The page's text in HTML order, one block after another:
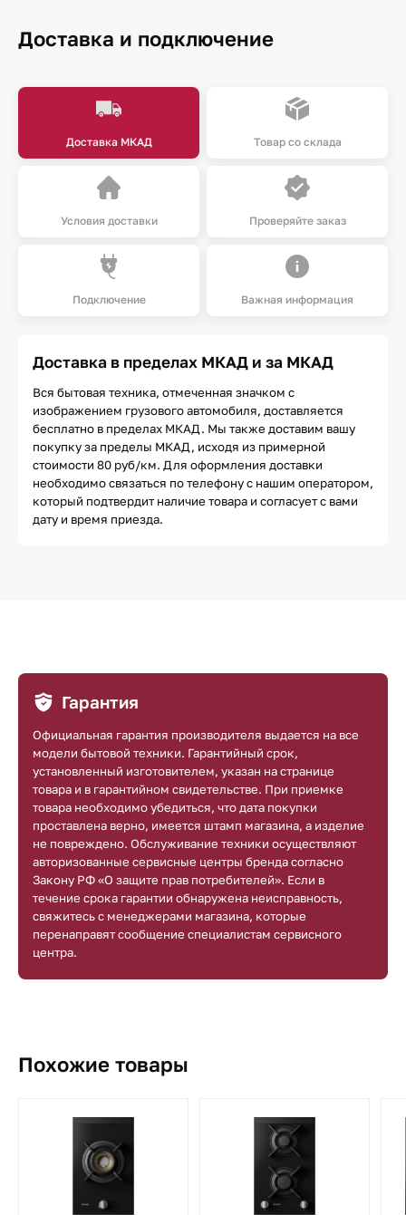
Доставка и подключение
Доставка МКАД Товар со склада
Условия доставки Проверяйте заказ
Подключение Важная информация
Доставка в пределах МКАД и за МКАД
Вся бытовая техника, отмеченная значком с
изображением грузового автомобиля, доставляется
бесплатно в пределах МКАД. Мы также доставим вашу
покупку за пределы МКАД, исходя из примерной
стоимости 80 руб/км. Для оформления доставки
необходимо связаться по телефону с нашим оператором,
который подтвердит наличие товара и согласует с вами
дату и время приезда.
Гарантия
Официальная гарантия производителя выдается на все
модели бытовой техники. Гарантийный срок,
установленный изготовителем, указан на странице
товара и в гарантийном свидетельстве. При приемке
товара необходимо убедиться, что дата покупки
проставлена верно, имеется штамп магазина, а изделие
не повреждено. Обслуживание техники осуществляют
авторизованные сервисные центры бренда согласно
Закону РФ «О защите прав потребителей». Если в
течение срока гарантии обнаружена неисправность,
свяжитесь с менеджерами магазина, которые
перенаправят сообщение специалистам сервисного
центра.
Похожие товары